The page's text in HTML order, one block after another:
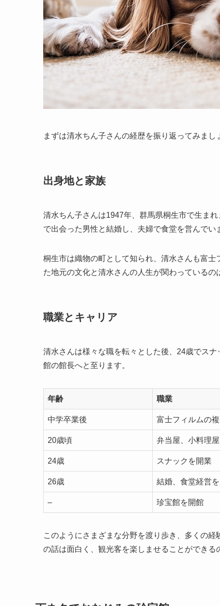
まずは清水ちん子さんの経歴を振り返ってみまし
出身地と家族
清水ちん子さんは1947年、群馬県桐生市で生ま
で出会った男性と結婚し、夫婦で食堂を営んで
桐生市は織物の町として知られ、清水さんも富
た地元の文化と清水さんの人生が関わっているの
職業とキャリア
清水さんは様々な職を転々とした後、24歳でス
館の館長へと至ります。
年齢 職業
中学卒業後 富士フィルムの
20歳頃 弁当屋、小料理
24歳 スナックを開業
26歳 結婚、食堂経営
– 珍宝館を開館
このようにさまざまな分野を渡り歩き、多くの
の話は面白く、観光客を楽しませることができる